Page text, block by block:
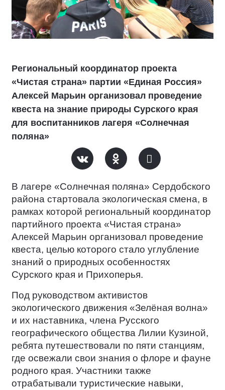
Региональный координатор проекта
«Чистая страна» партии «Единая Россия»
Алексей Марьин организовал проведение
квеста на знание природы Сурского края
для воспитанников лагеря «Солнечная
поляна»
В лагере «Солнечная поляна» Сердобского
района стартовала экологическая смена, в
рамках которой региональный координатор
партийного проекта «Чистая страна»
Алексей Марьин организовал проведение
квеста, целью которого стало углубление
знаний о природных особенностях
Сурского края и Прихоперья.
Под руководством активистов
экологического движения «Зелёная волна»
и их наставника, члена Русского
географического общества Лилии Кузиной,
ребята путешествовали по пяти станциям,
где освежали свои знания о флоре и фауне
родного края. Участники также
отрабатывали туристические навыки,